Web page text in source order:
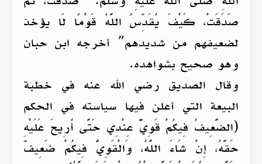
صَدَقَتْ، كَيْفَ يُقَدِّسُ اللَّهُ قَوْمًا لَا يؤخذ
لضعيفهم من شديدهم” أخرجه ابن حبان
وهو صحيح بشواهده.
وقال الصديق رضي الله عنه في خطبة
البيعة التي أعلن فيها سياسته في الحكم
(الضَّعِيفُ فِيكُمْ قَوِيٌّ عِنْدِي حَتَّى أُرِيحَ عَلَيْهِ
حَقَّهُ، إِنْ شَاءَ اللَّهُ، وَالْقَوِيُّ فِيكُمْ ضَعِيفٌ